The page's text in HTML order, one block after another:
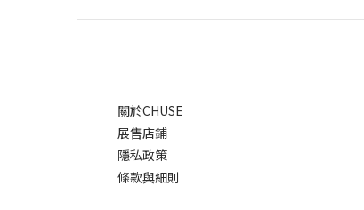
關於CHUSE
展售店鋪
隱私政策
條款與細則